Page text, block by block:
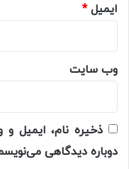
ایمیل*
وب‌ سایت
ذخیره نام، ایمیل
دوباره دیدگاهی